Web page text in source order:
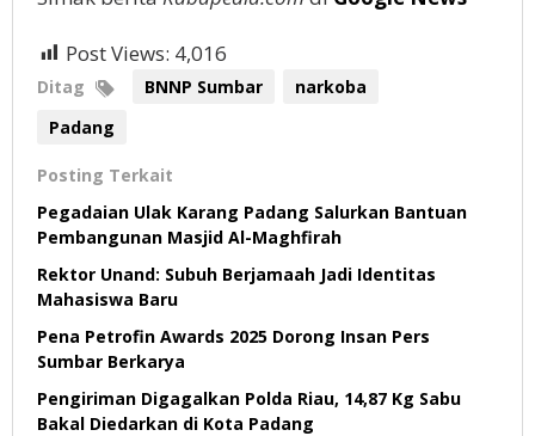
Post Views: 4,016
Ditag BNNP Sumbar
narkoba
Padang
Posting Terkait
Pegadaian Ulak Karang Padang Salurkan Bantuan
Pembangunan Masjid Al-Maghfirah
Rektor Unand: Subuh Berjamaah Jadi Identitas
Mahasiswa Baru
Pena Petrofin Awards 2025 Dorong Insan Pers
Sumbar Berkarya
Pengiriman Digagalkan Polda Riau, 14,87 Kg Sabu
Bakal Diedarkan di Kota Padang